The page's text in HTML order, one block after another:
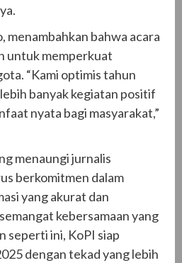
menambahkan bahwa acara
untuk memperkuat
“Kami optimis tahun
banyak kegiatan positif
nyata bagi masyarakat,”
menaungi jurnalis
berkomitmen dalam
yang akurat dan
kebersamaan yang
seperti ini, KoPI siap
dengan tekad yang lebih